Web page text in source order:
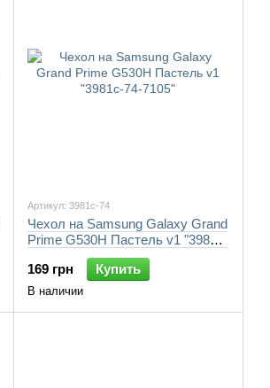
Артикул: 3981c-74
Чехол на Samsung Galaxy Grand
Prime G530H Пастель v1 "3981c-
169 грн
Купить
В наличии